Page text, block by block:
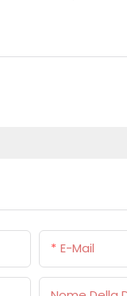
E-Mail